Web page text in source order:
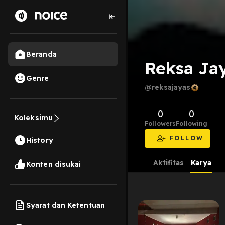
Beranda
Genre
Koleksimu
History
Konten disukai
Syarat dan Ketentuan
Reksa
@reksajayas
0
Followers
0
Following
FOLLOW
Aktifitas Karya